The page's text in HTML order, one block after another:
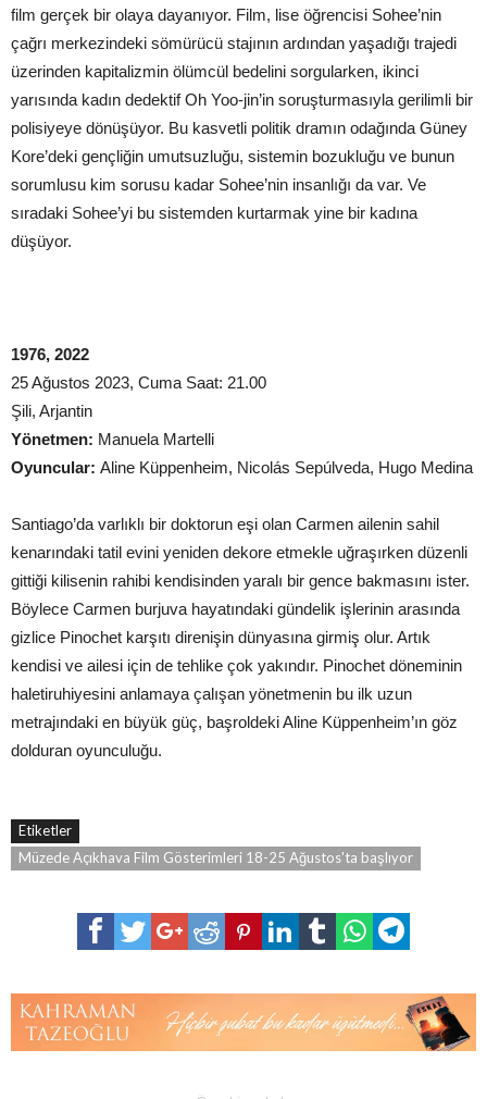
film gerçek bir olaya dayanıyor. Film, lise öğrencisi Sohee’nin
çağrı merkezindeki sömürücü stajının ardından yaşadığı trajedi
üzerinden kapitalizmin ölümcül bedelini sorgularken, ikinci
yarısında kadın dedektif Oh Yoo-jin’in soruşturmasıyla gerilimli bir
polisiyeye dönüşüyor. Bu kasvetli politik dramın odağında Güney
Kore’deki gençliğin umutsuzluğu, sistemin bozukluğu ve bunun
sorumlusu kim sorusu kadar Sohee’nin insanlığı da var. Ve
sıradaki Sohee’yi bu sistemden kurtarmak yine bir kadına
düşüyor.
1976, 2022
25 Ağustos 2023, Cuma Saat: 21.00
Şili, Arjantin
Yönetmen: Manuela Martelli
Oyuncular: Aline Küppenheim, Nicolás Sepúlveda, Hugo Medina
Santiago’da varlıklı bir doktorun eşi olan Carmen ailenin sahil
kenarındaki tatil evini yeniden dekore etmekle uğraşırken düzenli
gittiği kilisenin rahibi kendisinden yaralı bir gence bakmasını ister.
Böylece Carmen burjuva hayatındaki gündelik işlerinin arasında
gizlice Pinochet karşıtı direnişin dünyasına girmiş olur. Artık
kendisi ve ailesi için de tehlike çok yakındır. Pinochet döneminin
haletiruhiyesini anlamaya çalışan yönetmenin bu ilk uzun
metrajındaki en büyük güç, başroldeki Aline Küppenheim’ın göz
dolduran oyunculuğu.
Etiketler
Müzede Açıkhava Film Gösterimleri 18-25 Ağustos'ta başlıyor